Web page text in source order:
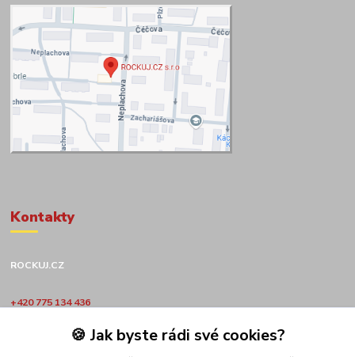
Kontakty
ROCKUJ.CZ
+420 775 134 436
obchod@rockuj.cz🍪 Jak byste rádi své cookies?